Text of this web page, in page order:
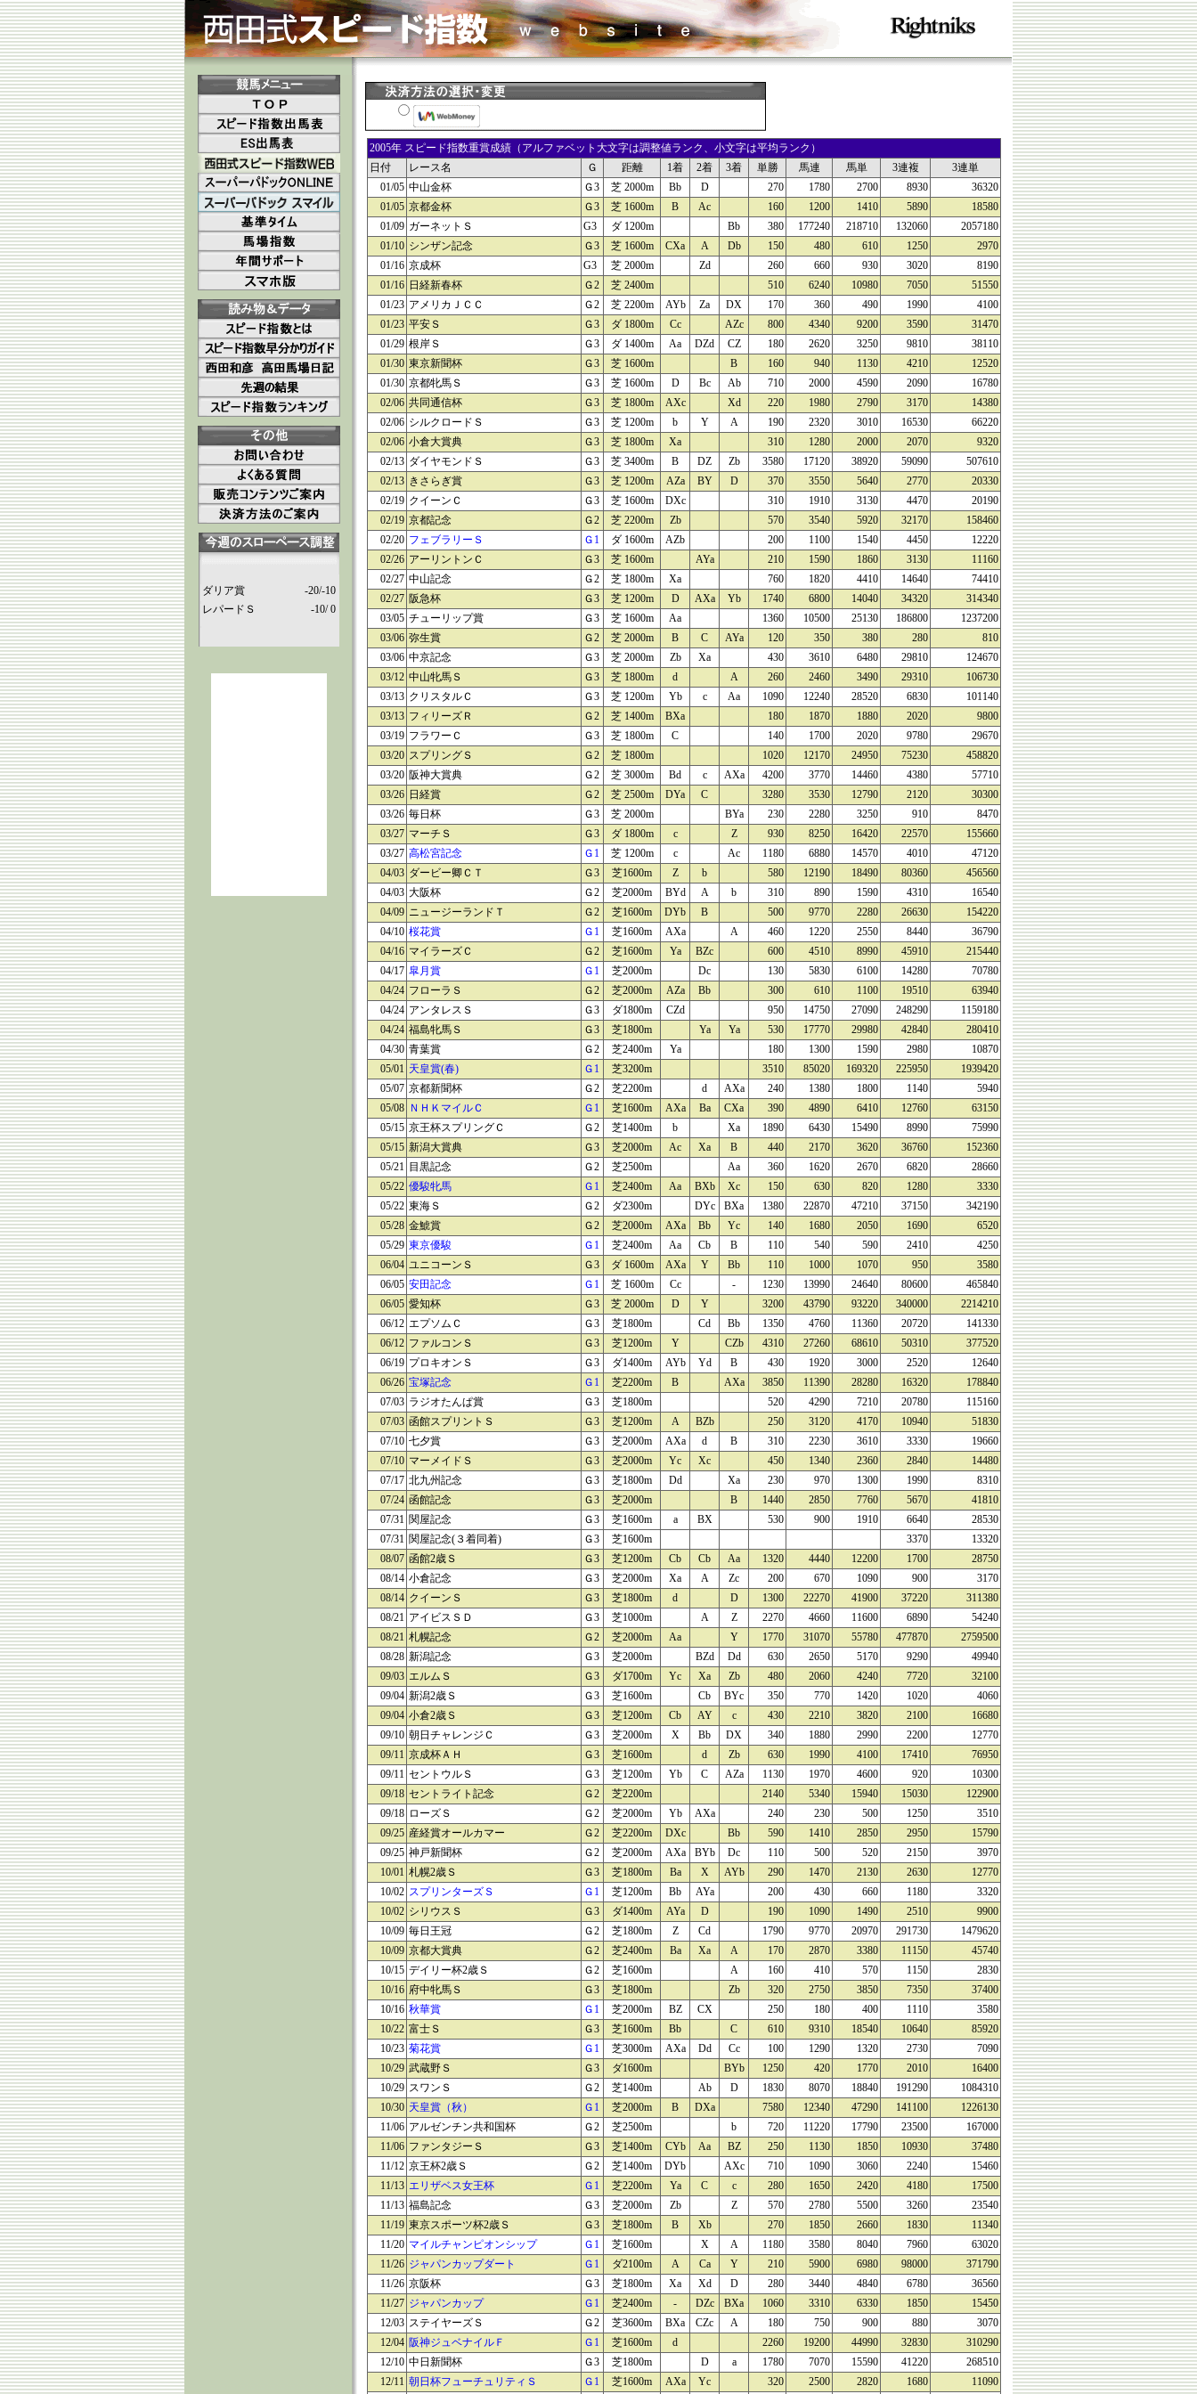
ダリア賞
-20/-10
レパードＳ
-10/ 0
2005年 スピード指数重賞成績（アルファベット大文字は調整値ランク、小文字は平均ランク）
日付
レース名 Ｇ 距離 1着 2着 3着 単勝 馬連 馬単 3連複
3連単
01/05 中山金杯 Ｇ3 芝 2000m Bb D 270 1780 2700 8930
36320
01/05 京都金杯 Ｇ3 芝 1600m B Ac 160 1200 1410 5890
18580
01/09 ガーネットＳ G3 ダ 1200m Bb 380 177240 218710 132060
2057180
01/10 シンザン記念 Ｇ3 芝 1600m CXa A Db 150 480 610 1250
2970
01/16 京成杯 G3 芝 2000m Zd 260 660 930 3020
8190
01/16 日経新春杯 Ｇ2 芝 2400m 510 6240 10980 7050
51550
01/23 アメリカＪＣＣ Ｇ2 芝 2200m AYb Za DX 170 360 490 1990
4100
01/23 平安Ｓ Ｇ3 ダ 1800m Cc AZc 800 4340 9200 3590
31470
01/29 根岸Ｓ Ｇ3 ダ 1400m Aa DZd CZ 180 2620 3250 9810
38110
01/30 東京新聞杯 Ｇ3 芝 1600m B 160 940 1130 4210
12520
01/30 京都牝馬Ｓ Ｇ3 芝 1600m D Bc Ab 710 2000 4590 2090
16780
02/06 共同通信杯 Ｇ3 芝 1800m AXc Xd 220 1980 2790 3170
14380
02/06 シルクロードＳ Ｇ3 芝 1200m b Y A 190 2320 3010 16530
66220
02/06 小倉大賞典 Ｇ3 芝 1800m Xa 310 1280 2000 2070
9320
02/13 ダイヤモンドＳ Ｇ3 芝 3400m B DZ Zb 3580 17120 38920 59090
507610
02/13 きさらぎ賞 Ｇ3 芝 1200m AZa BY D 370 3550 5640 2770
20330
02/19 クイーンＣ Ｇ3 芝 1600m DXc 310 1910 3130 4470
20190
02/19 京都記念 Ｇ2 芝 2200m Zb 570 3540 5920 32170
158460
02/20 フェブラリーＳ Ｇ1 ダ 1600m AZb 200 1100 1540 4450
12220
02/26 アーリントンＣ Ｇ3 芝 1600m AYa 210 1590 1860 3130
11160
02/27 中山記念 Ｇ2 芝 1800m Xa 760 1820 4410 14640
74410
02/27 阪急杯 Ｇ3 芝 1200m D AXa Yb 1740 6800 14040 34320
314340
03/05 チューリップ賞 Ｇ3 芝 1600m Aa 1360 10500 25130 186800
1237200
03/06 弥生賞 Ｇ2 芝 2000m B C AYa 120 350 380 280
810
03/06 中京記念 Ｇ3 芝 2000m Zb Xa 430 3610 6480 29810
124670
03/12 中山牝馬Ｓ Ｇ3 芝 1800m d A 260 2460 3490 29310
106730
03/13 クリスタルＣ Ｇ3 芝 1200m Yb c Aa 1090 12240 28520 6830
101140
03/13 フィリーズＲ Ｇ2 芝 1400m BXa 180 1870 1880 2020
9800
03/19 フラワーＣ Ｇ3 芝 1800m C 140 1700 2020 9780
29670
03/20 スプリングＳ Ｇ2 芝 1800m 1020 12170 24950 75230
458820
03/20 阪神大賞典 Ｇ2 芝 3000m Bd c AXa 4200 3770 14460 4380
57710
03/26 日経賞 Ｇ2 芝 2500m DYa C 3280 3530 12790 2120
30300
03/26 毎日杯 Ｇ3 芝 2000m BYa 230 2280 3250 910
8470
03/27 マーチＳ Ｇ3 ダ 1800m c Z 930 8250 16420 22570
155660
03/27 高松宮記念 Ｇ1 芝 1200m c Ac 1180 6880 14570 4010
47120
04/03 ダービー卿ＣＴ Ｇ3 芝1600m Z b 580 12190 18490 80360
456560
04/03 大阪杯 Ｇ2 芝2000m BYd A b 310 890 1590 4310
16540
04/09 ニュージーランドＴ Ｇ2 芝1600m DYb B 500 9770 2280 26630
154220
04/10 桜花賞 Ｇ1 芝1600m AXa A 460 1220 2550 8440
36790
04/16 マイラーズＣ Ｇ2 芝1600m Ya BZc 600 4510 8990 45910
215440
04/17 皐月賞 Ｇ1 芝2000m Dc 130 5830 6100 14280
70780
04/24 フローラＳ Ｇ2 芝2000m AZa Bb 300 610 1100 19510
63940
04/24 アンタレスＳ Ｇ3 ダ1800m CZd 950 14750 27090 248290
1159180
04/24 福島牝馬Ｓ Ｇ3 芝1800m Ya Ya 530 17770 29980 42840
280410
04/30 青葉賞 Ｇ2 芝2400m Ya 180 1300 1590 2980
10870
05/01 天皇賞(春) Ｇ1 芝3200m 3510 85020 169320 225950
1939420
05/07 京都新聞杯 Ｇ2 芝2200m d AXa 240 1380 1800 1140
5940
05/08 ＮＨＫマイルＣ Ｇ1 芝1600m AXa Ba CXa 390 4890 6410 12760
63150
05/15 京王杯スプリングＣ Ｇ2 芝1400m b Xa 1890 6430 15490 8990
75990
05/15 新潟大賞典 Ｇ3 芝2000m Ac Xa B 440 2170 3620 36760
152360
05/21 目黒記念 Ｇ2 芝2500m Aa 360 1620 2670 6820
28660
05/22 優駿牝馬 Ｇ1 芝2400m Aa BXb Xc 150 630 820 1280
3330
05/22 東海Ｓ Ｇ2 ダ2300m DYc BXa 1380 22870 47210 37150
342190
05/28 金鯱賞 Ｇ2 芝2000m AXa Bb Yc 140 1680 2050 1690
6520
05/29 東京優駿 Ｇ1 芝2400m Aa Cb B 110 540 590 2410
4250
06/04 ユニコーンＳ Ｇ3 ダ 1600m AXa Y Bb 110 1000 1070 950
3580
06/05 安田記念 Ｇ1 芝 1600m Cc - 1230 13990 24640 80600
465840
06/05 愛知杯 Ｇ3 芝 2000m D Y 3200 43790 93220 340000
2214210
06/12 エプソムＣ Ｇ3 芝1800m Cd Bb 1350 4760 11360 20720
141330
06/12 ファルコンＳ Ｇ3 芝1200m Y CZb 4310 27260 68610 50310
377520
06/19 プロキオンＳ Ｇ3 ダ1400m AYb Yd B 430 1920 3000 2520
12640
06/26 宝塚記念 Ｇ1 芝2200m B AXa 3850 11390 28280 16320
178840
07/03 ラジオたんぱ賞 Ｇ3 芝1800m 520 4290 7210 20780
115160
07/03 函館スプリントＳ Ｇ3 芝1200m A BZb 250 3120 4170 10940
51830
07/10 七夕賞 Ｇ3 芝2000m AXa d B 310 2230 3610 3330
19660
07/10 マーメイドＳ Ｇ3 芝2000m Yc Xc 450 1340 2360 2840
14480
07/17 北九州記念 Ｇ3 芝1800m Dd Xa 230 970 1300 1990
8310
07/24 函館記念 Ｇ3 芝2000m B 1440 2850 7760 5670
41810
07/31 関屋記念 Ｇ3 芝1600m a BX 530 900 1910 6640
28530
07/31 関屋記念(３着同着) Ｇ3 芝1600m 3370
13320
08/07 函館2歳Ｓ Ｇ3 芝1200m Cb Cb Aa 1320 4440 12200 1700
28750
08/14 小倉記念 Ｇ3 芝2000m Xa A Zc 200 670 1090 900
3170
08/14 クイーンＳ Ｇ3 芝1800m d D 1300 22270 41900 37220
311380
08/21 アイビスＳＤ Ｇ3 芝1000m A Z 2270 4660 11600 6890
54240
08/21 札幌記念 Ｇ2 芝2000m Aa Y 1770 31070 55780 477870
2759500
08/28 新潟記念 Ｇ3 芝2000m BZd Dd 630 2650 5170 9290
49940
09/03 エルムＳ Ｇ3 ダ1700m Yc Xa Zb 480 2060 4240 7720
32100
09/04 新潟2歳Ｓ Ｇ3 芝1600m Cb BYc 350 770 1420 1020
4060
09/04 小倉2歳Ｓ Ｇ3 芝1200m Cb AY c 430 2210 3820 2100
16680
09/10 朝日チャレンジＣ Ｇ3 芝2000m X Bb DX 340 1880 2990 2200
12770
09/11 京成杯ＡＨ Ｇ3 芝1600m d Zb 630 1990 4100 17410
76950
09/11 セントウルＳ Ｇ3 芝1200m Yb C AZa 1130 1970 4600 920
10300
09/18 セントライト記念 Ｇ2 芝2200m 2140 5340 15940 15030
122900
09/18 ローズＳ Ｇ2 芝2000m Yb AXa 240 230 500 1250
3510
09/25 産経賞オールカマー Ｇ2 芝2200m DXc Bb 590 1410 2850 2950
15790
09/25 神戸新聞杯 Ｇ2 芝2000m AXa BYb Dc 110 500 520 2150
3970
10/01 札幌2歳Ｓ Ｇ3 芝1800m Ba X AYb 290 1470 2130 2630
12770
10/02 スプリンターズＳ Ｇ1 芝1200m Bb AYa 200 430 660 1180
3320
10/02 シリウスＳ Ｇ3 ダ1400m AYa D 190 1090 1490 2510
9900
10/09 毎日王冠 Ｇ2 芝1800m Z Cd 1790 9770 20970 291730
1479620
10/09 京都大賞典 Ｇ2 芝2400m Ba Xa A 170 2870 3380 11150
45740
10/15 デイリー杯2歳Ｓ Ｇ2 芝1600m A 160 410 570 1150
2830
10/16 府中牝馬Ｓ Ｇ3 芝1800m Zb 320 2750 3850 7350
37400
10/16 秋華賞 Ｇ1 芝2000m BZ CX 250 180 400 1110
3580
10/22 富士Ｓ Ｇ3 芝1600m Bb C 610 9310 18540 10640
85920
10/23 菊花賞 Ｇ1 芝3000m AXa Dd Cc 100 1290 1320 2730
7090
10/29 武蔵野Ｓ Ｇ3 ダ1600m BYb 1250 420 1770 2010
16400
10/29 スワンＳ Ｇ2 芝1400m Ab D 1830 8070 18840 191290
1084310
10/30 天皇賞（秋） Ｇ1 芝2000m B DXa 7580 12340 47290 141100
1226130
11/06 アルゼンチン共和国杯 Ｇ2 芝2500m b 720 11220 17790 23500
167000
11/06 ファンタジーＳ Ｇ3 芝1400m CYb Aa BZ 250 1130 1850 10930
37480
11/12 京王杯2歳Ｓ Ｇ2 芝1400m DYb AXc 710 1090 3060 2240
15460
11/13 エリザベス女王杯 Ｇ1 芝2200m Ya C c 280 1650 2420 4180
17500
11/13 福島記念 Ｇ3 芝2000m Zb Z 570 2780 5500 3260
23540
11/19 東京スポーツ杯2歳Ｓ Ｇ3 芝1800m B Xb 270 1850 2660 1830
11340
11/20 マイルチャンピオンシップ Ｇ1 芝1600m X A 1180 3580 8040 7960
63020
11/26 ジャパンカップダート Ｇ1 ダ2100m A Ca Y 210 5900 6980 98000
371790
11/26 京阪杯 Ｇ3 芝1800m Xa Xd D 280 3440 4840 6780
36560
11/27 ジャパンカップ Ｇ1 芝2400m - DZc BXa 1060 3310 6330 1850
15450
12/03 ステイヤーズＳ Ｇ2 芝3600m BXa CZc A 180 750 900 880
3070
12/04 阪神ジュベナイルＦ Ｇ1 芝1600m d 2260 19200 44990 32830
310290
12/10 中日新聞杯 Ｇ3 芝1800m D a 1780 7070 15590 41220
268510
12/11 朝日杯フューチュリティＳ Ｇ1 芝1600m AXa Yc 320 2500 2820 1680 11090